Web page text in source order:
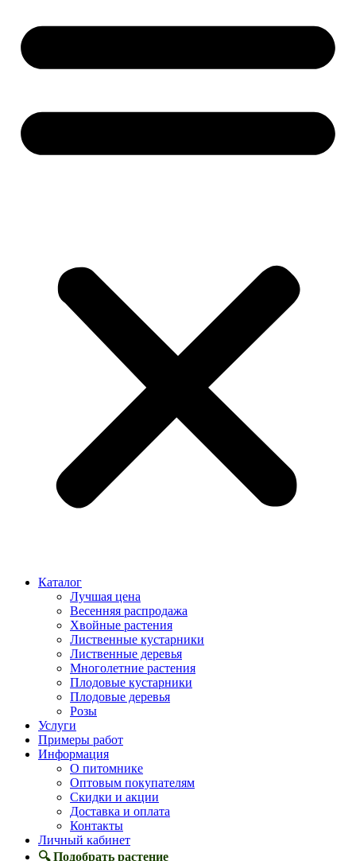
Каталог
Лучшая цена
Весенняя распродажа
Хвойные растения
Лиственные кустарники
Лиственные деревья
Многолетние растения
Плодовые кустарники
Плодовые деревья
Розы
Услуги
Примеры работ
Информация
О питомнике
Оптовым покупателям
Скидки и акции
Доставка и оплата
Контакты
Личный кабинет
🔍 Подобрать растение